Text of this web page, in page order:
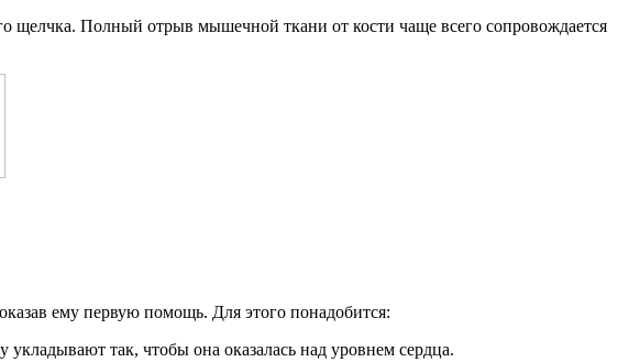
Полный отрыв мышечной ткани от кости чаще всего сопровождается
ему первую помощь. Для этого понадобится:
так, чтобы она оказалась над уровнем сердца.